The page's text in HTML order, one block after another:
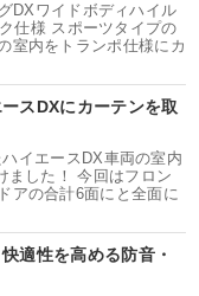
DXワイドボディハイル
仕様 スポーツタイプの
室内をトランポ仕様にカ
スDXにカーテンを取
イエースDX車両の室内
ました！ 今回はフロン
アの合計6面にと全面に
適性を高める防音・